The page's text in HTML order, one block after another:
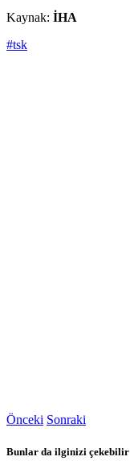
Kaynak: İHA
#tsk
Önceki Sonraki
Bunlar da ilginizi çekebilir